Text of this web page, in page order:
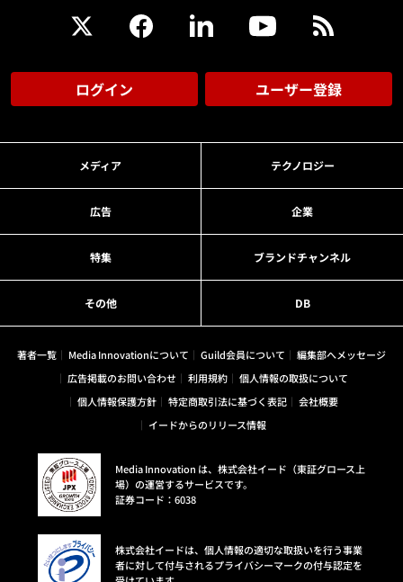
ログイン ユーザー登録
メディア テクノロジー
広告 企業
特集 ブランドチャンネル
その他 DB
著者一覧 Media Innovationについて Guild会員について
編集部へメッセージ
広告掲載のお問い合わせ
利用規約
個人情報の取扱について
個人情報保護方針
特定商取引法に基づく表記
会社概要
イードからのリリース情報
Media Innovation は、株式会社イード（東証グロース上
場）の運営するサービスです。
証券コード：6038
株式会社イードは、個人情報の適切な取扱いを行う事業
者に対して付与されるプライバシーマークの付与認定を